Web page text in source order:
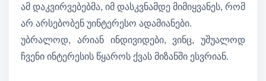
ამ დაკვირვებებმა, იმ დასკვნამდე მიმიყვანეს, რომ
არ არსებობენ უინტერესო ადამიანები.
უბრალოდ, არიან ინდივიდები, ვინც, უშუალოდ
ჩვენი ინტერესის წყაროს ქვას მიზანში ესვრიან.